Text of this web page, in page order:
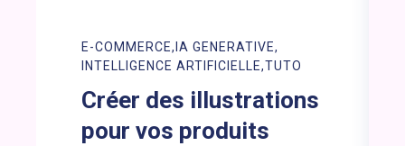
E-COMMERCE
IA GENERATIVE
INTELLIGENCE ARTIFICIELLE TUTO
Créer des illustrations
pour vos produits